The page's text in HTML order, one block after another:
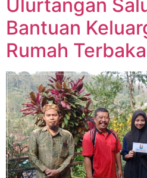
Ulurtangan
Bantuan
Rumah